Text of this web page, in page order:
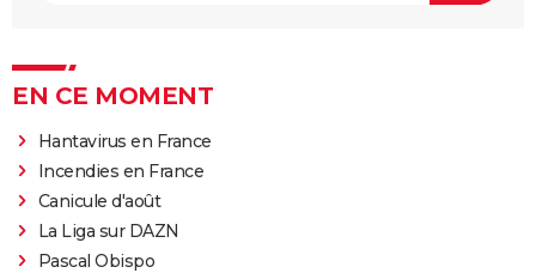
EN CE MOMENT
Hantavirus en France
Incendies en France
Canicule d'août
La Liga sur DAZN
Pascal Obispo